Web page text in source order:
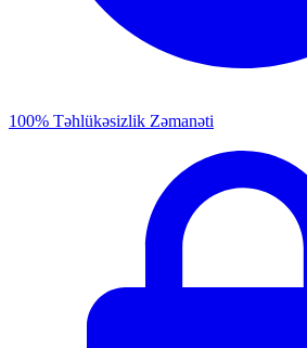
100% Təhlükəsizlik Zəmanəti